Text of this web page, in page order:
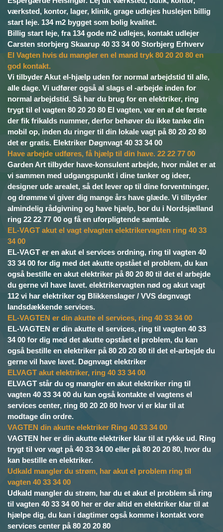
værksted, kontor, lager, klinik, grage udlejes huslejen billig
start leje. 134 m2 bygget som bolig kvalitet.
Billig start leje, fra 134 gode m2 udlejes, kontakt udlejer
Carsten storbjerg Skaarup 40 33 34 00 Storbjerg Erhverv
El Vagten hvis du mangler en el mand tryk 80 20 20 80 en
god kontakt.
Vi tilbyder Akut el-hjælp uden for normal arbejdstid til alle,
alle dage. Vi udfører også al slags el -arbejde inden for
normal arbejdstid. Så har du brug for en elektriker, ring
trygt til el vagten 80 20 20 80 El vagten, var en af de første
der fik frikalds nummer, derfor behøver du ikke tanke din
mobil op, inden du ringer til din lokale vagt på 80 20 20 80
det er gratis. Elektriker Døgnvagt 40 33 34 00
Have arbejde udføres, få hjælp til din have. 22 22 77 00
Garden Art tilbyder have-konsulent arbejde, hvor målet er at
vi sammen med udgangspunkt i dine tanker og ideer,
designer ude arealet, så det lever op til dine forventninger,
og drømme vi giver dig mange års have glæde. Vi tilbyder
almindelig rådgivning og have hjælp, bor du i Nordsjælland
ring 22 22 77 00 og få en uforpligtende samtale.
EL-VAGT akut el vagt elvagten elektrikervagten ring 40 33
34 00
EL-VAGT er en akut el services ordning, ring til vagten 40
33 34 00 for dig med det akutte opstået el problem, du kan
også bestille en akut elektriker på 80 20 80 til det el arbejde
du gerne vil have lavet. elektrikervagten nød og akut vagt
112 vi har elektriker og Blikkenslager / VVS døgnvagt
landsdækkende services.
EL-VAGTEN er din akutte el services, ring 40 33 34 00
EL-VAGTEN er din akutte el services, ring til vagten 40 33
34 00 for dig med det akutte opstået el problem, du kan
også bestille en elektriker på 80 20 20 80 til det el-arbejde du
gerne vil have lavet. Døgnvagt elektriker
ELVAGT akut elektriker, ring 40 33 34 00
ELVAGT står du og mangler en akut elektriker ring til
vagten 40 33 34 00 du kan også kontakte el vagtens el
services center, ring 80 20 20 80 hvor vi er klar til at
modtage din ordre.
VAGTEN din akutte elektriker Ring 40 33 34 00
VAGTEN her er din akutte elektriker klar til at rykke ud. Ring
trygt til vor vagt på 40 33 34 00 eller på 80 20 20 80, hvor du
kan bestille en elektriker.
Udkald mangler du strøm, har akut el problem ring til
vagten 40 33 34 00
Udkald mangler du strøm, har du et akut el problem så ring
til vagten 40 33 34 00 her er der altid en elektriker klar til at
hjælpe dig, du kan i dagtimer også komme i kontakt vore
services center på 80 20 20 80